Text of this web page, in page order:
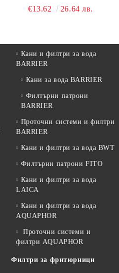
КОД В734
€13.62 26.64 лв.
Кани и филтри за вода
BARRIER
Кани за вода BARRIER
Филтърни патрони
BARRIER
Проточни системи и филтри
BARRIER
Кани и филтри за вода BWT
Филтърни патрони FITO
Кани и филтри за вода
LAICA
Кани и филтри за вода
AQUAPHOR
Проточни системи и
филтри AQUAPHOR
Филтри за фритюрници